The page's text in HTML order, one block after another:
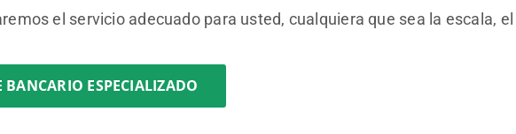
el servicio adecuado para usted, cualquiera que sea la escala,
ESPECIALIZADO